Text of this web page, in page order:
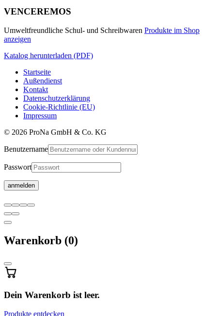
VENCEREMOS
Umweltfreundliche Schul- und Schreibwaren Produkte im Shop
anzeigen
Katalog herunterladen (PDF)
Startseite
Außendienst
Kontakt
Datenschutzerklärung
Cookie-Richtlinie (EU)
Impressum
© 2026 ProNa GmbH & Co. KG
Benutzername
Passwort
Warenkorb
wird
…
Warenkorb (0)
Dein Warenkorb ist leer.
Produkte entdecken